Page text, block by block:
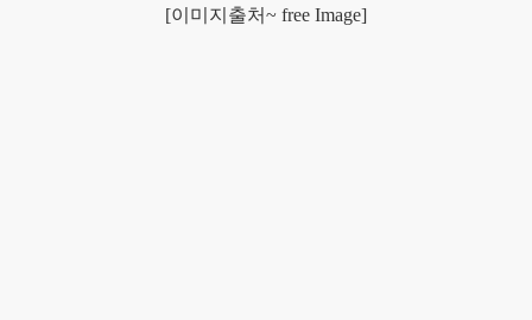
[이미지출처~ free Image]